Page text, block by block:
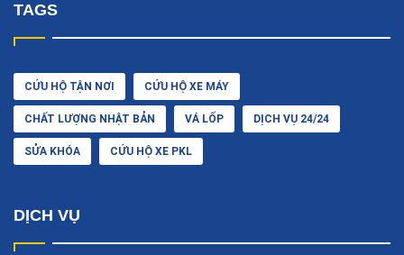
TAGS
CỨU HỘ TẬN NƠI CỨU HỘ XE MÁY
CHẤT LƯỢNG NHẬT BẢN VÁ LỐP DỊCH VỤ 24/24
SỬA KHÓA CỨU HỘ XE PKL
DỊCH VỤ